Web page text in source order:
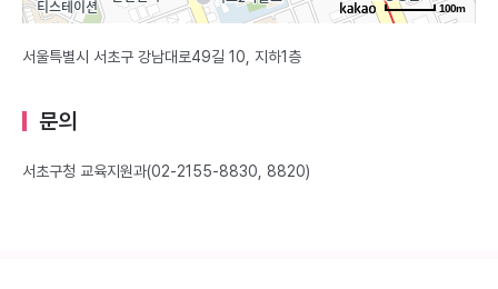
100m
서울특별시 서초구 강남대로49길 10, 지하1층
문의
서초구청 교육지원과(02-2155-8830, 8820)